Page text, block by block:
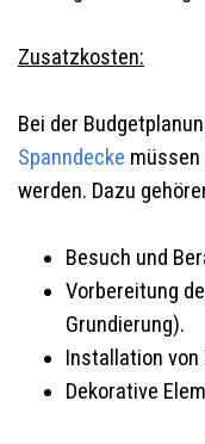
Zusatzkosten:
Bei der
Spanndecke
werden. Dazu
Besuch und
Vorbereitung
Grundierung).
Installation
Dekorative